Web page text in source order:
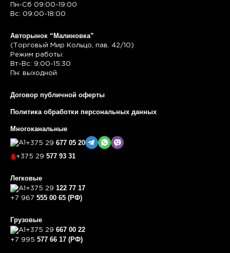
Пн-Сб 09:00-19:00
Вс: 09:00-18:00
Авторынок “Малиновка”
(Торговый Мир Кольцо, пав. 42/10)
Режим работы:
Вт-Вс: 9:00-15:30
Пн: выходной
Договор публичной оферты
Политика обработки персональных данных
Многоканальные
+375 29 677 05 20
+375 29 577 93 31
Легковые
+375 29 122 77 17
+7 967 555 00 65 (РФ)
Грузовые
+375 29 667 00 22
+7 995 577 66 17 (РФ)